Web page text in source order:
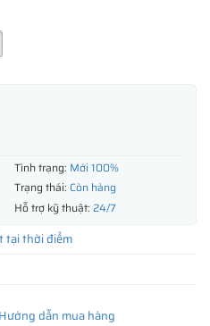
Tình trạng: Mới 100%
Trạng thái: Còn hàng
Hỗ trợ kỹ thuật: 24/7
tại thời điểm
Hướng dẫn mua hàng